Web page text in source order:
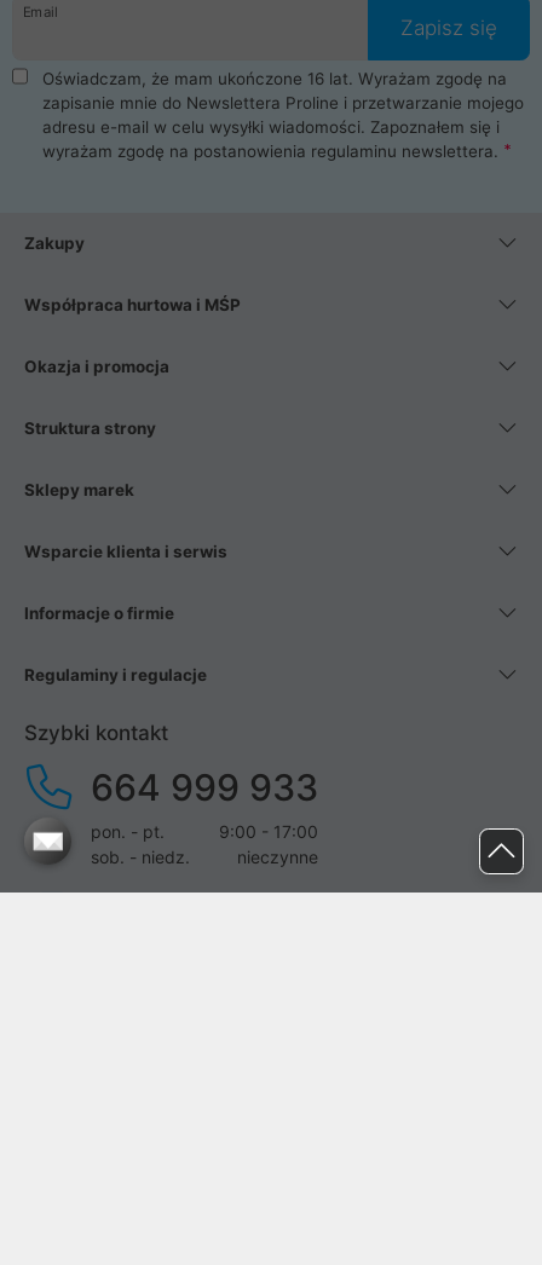
Email
Zapisz się
Oświadczam, że mam ukończone 16 lat. Wyrażam zgodę na
zapisanie mnie do Newslettera Proline i przetwarzanie mojego
adresu e-mail w celu wysyłki wiadomości. Zapoznałem się i
wyrażam zgodę na postanowienia regulaminu newslettera.
Zakupy
Współpraca hurtowa i MŚP
Okazja i promocja
Struktura strony
Sklepy marek
Wsparcie klienta i serwis
Informacje o firmie
Regulaminy i regulacje
Szybki kontakt
664 999 933
pon. - pt.
9:00 - 17:00
sob. - niedz.
nieczynne